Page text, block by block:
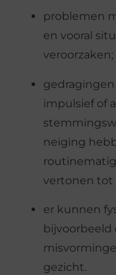
problemen
en vooral
veroorzaken;
impulsief of
neiging
vertonen tot
er kunnen
bijvoorbeeld
gezicht.